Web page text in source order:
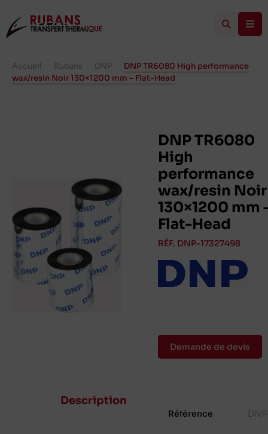
Accueil Rubans DNP
DNP TR6080 High performance
wax/resin Noir 130×1200 mm – Flat-Head
DNP TR6080
High
performance
wax/resin Noir
130×1200 mm
Flat-Head
RÉF. DNP-17327498
Demande de devis
Description
Référence